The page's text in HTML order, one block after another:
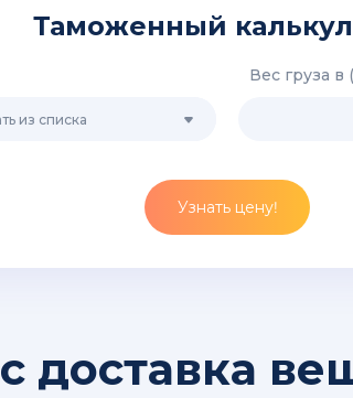
Таможенный
из списка
Вес груза в
Узнать цену!
доставка